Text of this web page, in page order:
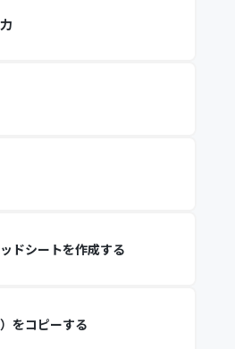
ドシートを作成する
をコピーする